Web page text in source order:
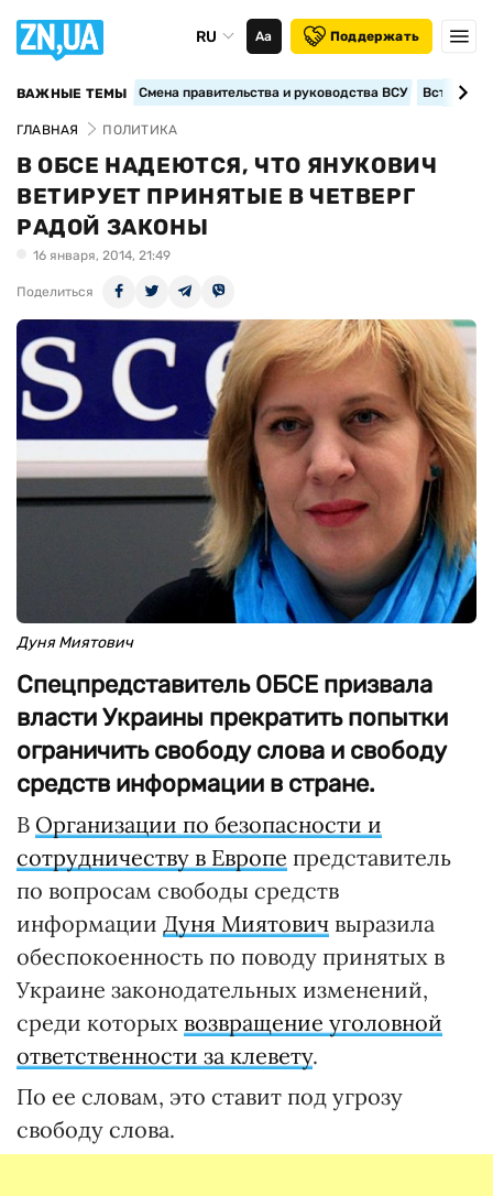
RU Аа Поддержать
ВАЖНЫЕ ТЕМЫ Смена правительства и руководства ВСУ
ГЛАВНАЯ ПОЛИТИКА
В ОБСЕ НАДЕЮТСЯ, ЧТО ЯНУКОВИЧ
ВЕТИРУЕТ ПРИНЯТЫЕ В ЧЕТВЕРГ
РАДОЙ ЗАКОНЫ
16 января, 2014, 21:49
Поделиться
Дуня Миятович
Спецпредставитель ОБСЕ призвала
власти Украины прекратить попытки
ограничить свободу слова и свободу
средств информации в стране.
В Организации по безопасности и
сотрудничеству в Европе представитель
по вопросам свободы средств
информации Дуня Миятович выразила
обеспокоенность по поводу принятых в
Украине законодательных изменений,
среди которых возвращение уголовной
ответственности за клевету.
По ее словам, это ставит под угрозу
свободу слова.